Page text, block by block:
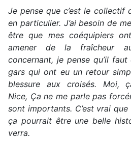
Je pense que c’est le collectif
en particulier. J’ai besoin de
être que mes coéquipiers
amener de la fraîcheur
concernant, je pense qu’il
gars qui ont eu un retour
blessure aux croisés. Moi,
Nice, Ça ne me parle pas
sont importants. C’est vrai que
ça pourrait être une belle
verra.